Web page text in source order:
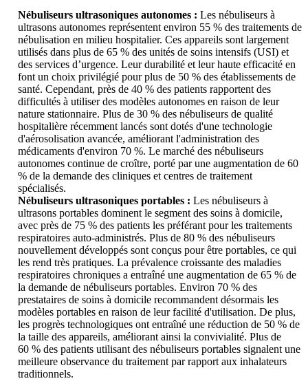
Nébuliseurs ultrasoniques autonomes : Les nébuliseurs à
ultrasons autonomes représentent environ 55 % des traitements de
nébulisation en milieu hospitalier. Ces appareils sont largement
utilisés dans plus de 65 % des unités de soins intensifs (USI) et
des services d’urgence. Leur durabilité et leur haute efficacité en
font un choix privilégié pour plus de 50 % des établissements de
santé. Cependant, près de 40 % des patients rapportent des
difficultés à utiliser des modèles autonomes en raison de leur
nature stationnaire. Plus de 30 % des nébuliseurs de qualité
hospitalière récemment lancés sont dotés d'une technologie
d'aérosolisation avancée, améliorant l'administration des
médicaments d'environ 70 %. Le marché des nébuliseurs
autonomes continue de croître, porté par une augmentation de 60
% de la demande des cliniques et centres de traitement
spécialisés.
Nébuliseurs ultrasoniques portables : Les nébuliseurs à
ultrasons portables dominent le segment des soins à domicile,
avec près de 75 % des patients les préférant pour les traitements
respiratoires auto-administrés. Plus de 80 % des nébuliseurs
nouvellement développés sont conçus pour être portables, ce qui
les rend très pratiques. La prévalence croissante des maladies
respiratoires chroniques a entraîné une augmentation de 65 % de
la demande de nébuliseurs portables. Environ 70 % des
prestataires de soins à domicile recommandent désormais les
modèles portables en raison de leur facilité d'utilisation. De plus,
les progrès technologiques ont entraîné une réduction de 50 % de
la taille des appareils, améliorant ainsi la convivialité. Plus de
60 % des patients utilisant des nébuliseurs portables signalent une
meilleure observance du traitement par rapport aux inhalateurs
traditionnels.